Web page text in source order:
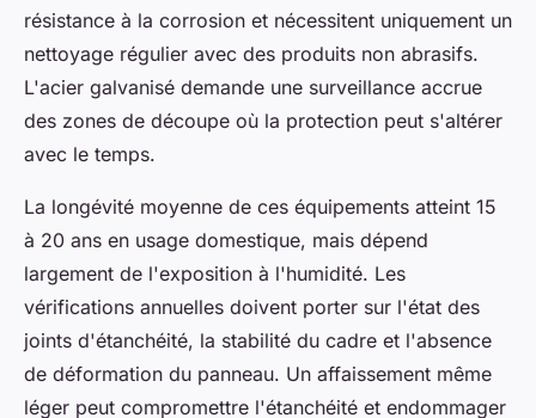
résistance à la corrosion et nécessitent uniquement un
nettoyage régulier avec des produits non abrasifs.
L'acier galvanisé demande une surveillance accrue
des zones de découpe où la protection peut s'altérer
avec le temps.
La longévité moyenne de ces équipements atteint 15
à 20 ans en usage domestique, mais dépend
largement de l'exposition à l'humidité. Les
vérifications annuelles doivent porter sur l'état des
joints d'étanchéité, la stabilité du cadre et l'absence
de déformation du panneau. Un affaissement même
léger peut compromettre l'étanchéité et endommager